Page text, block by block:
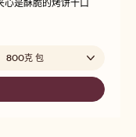
是酥脆的烤饼干口
maten
800克 包